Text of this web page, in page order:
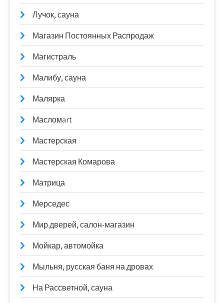
Лучок, сауна
Магазин Постоянных Распродаж
Магистраль
Малибу, сауна
Малярка
Масломart
Мастерская
Мастерская Комарова
Матрица
Мерседес
Мир дверей, салон-магазин
Мойкар, автомойка
Мыльня, русская баня на дровах
На Рассветной, сауна